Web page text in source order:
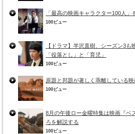
「最高の映画キャラクター100人」
100ビュー
【ドラマ】半沢直樹、シーズン3
「役落とし」と「育児」
100ビュー
原題と邦題が著しく乖離している映
100ビュー
8月の午後ロー金曜特集は映画『ベ
ろを解説する
100ビュー